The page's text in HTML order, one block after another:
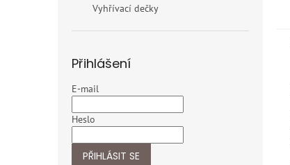
Vyhřívací dečky
Přihlášení
E-mail
Heslo
PŘIHLÁSIT SE